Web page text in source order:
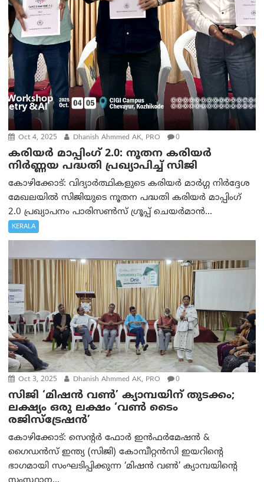
Oct 4, 2025 Dhanish Ahmmed AK, PRO 0
കരിയർ മാപ്പിംഗ് 2.0: നൂതന കരിയർ
നിർണ്ണയ പദ്ധതി പ്രഖ്യാപിച്ച് സിജി
കോഴിക്കോട്: വിദ്യാർത്ഥികളുടെ കരിയർ മാർഗ്ഗ നിർദ്ദേശ
മേഖലയിൽ സിജിയുടെ നൂതന പദ്ധതി കരിയർ മാപ്പിംഗ്
2.0 പ്രഖ്യാപനം പാരിസൺസ് ഗ്രൂപ്പ് ചെയർമാൻ...
KERALA
Oct 3, 2025 Dhanish Ahmmed AK, PRO 0
സിജി ‘മിഷൻ വൺ’ ക്യാമ്പയിന് തുടക്കം;
ലക്ഷ്യം ഒരു ലക്ഷം ‘വൺ ടൈം
രജിസ്‌ട്രേഷൻ’
കോഴിക്കോട്: സെന്റർ ഫോർ ഇൻഫർമേഷൻ &
ഗൈഡൻസ്‌ ഇന്ത്യ (സിജി) കോമ്പീറ്റൻസി ഇയറിന്റെ
ഭാഗമായി സംഘടിപ്പിക്കുന്ന ‘മിഷൻ വൺ’ ക്യാമ്പയിന്റെ